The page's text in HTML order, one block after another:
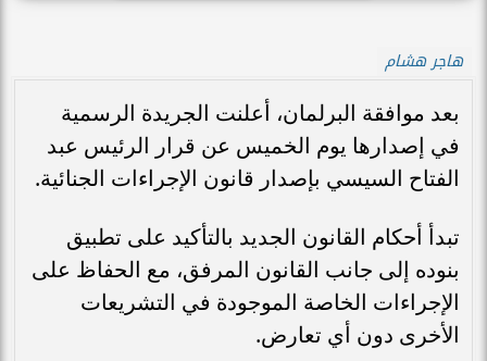
هاجر هشام
بعد موافقة البرلمان، أعلنت الجريدة الرسمية
في إصدارها يوم الخميس عن قرار الرئيس عبد
الفتاح السيسي بإصدار قانون الإجراءات الجنائية.
تبدأ أحكام القانون الجديد بالتأكيد على تطبيق
بنوده إلى جانب القانون المرفق، مع الحفاظ على
الإجراءات الخاصة الموجودة في التشريعات
الأخرى دون أي تعارض.